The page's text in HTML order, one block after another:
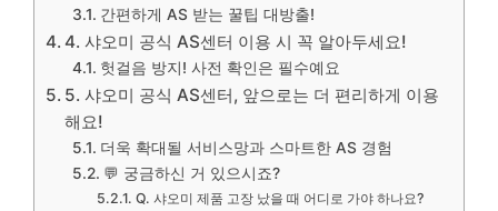
간편하게 AS 받는 꿀팁 대방출!
4. 샤오미 공식 AS센터 이용 시 꼭 알아두세요!
헛걸음 방지! 사전 확인은 필수예요
5. 샤오미 공식 AS센터, 앞으로는 더 편리하게 이용
해요!
더욱 확대될 서비스망과 스마트한 AS 경험
💬 궁금하신 거 있으시죠?
Q. 샤오미 제품 고장 났을 때 어디로 가야 하나요?